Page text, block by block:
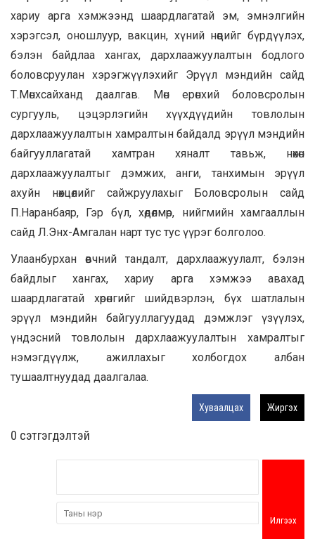
хариу арга хэмжээнд шаардлагатай эм, эмнэлгийн
хэрэгсэл, оношлуур, вакцин, хүний нөөцийг бүрдүүлэх,
бэлэн байдлаа хангах, дархлаажуулалтын бодлого
боловсруулан хэрэгжүүлэхийг Эрүүл мэндийн сайд
Т.Мөнхсайханд даалгав. Мөн ерөнхий боловсролын
сургууль, цэцэрлэгийн хүүхдүүдийн товлолын
дархлаажуулалтын хамралтын байдалд эрүүл мэндийн
байгууллагатай хамтран хяналт тавьж, нөхөн
дархлаажуулалтыг дэмжих, анги, танхимын эрүүл
ахуйн нөхцөлийг сайжруулахыг Боловсролын сайд
П.Наранбаяр, Гэр бүл, хөдөлмөр, нийгмийн хамгааллын
сайд Л.Энх-Амгалан нарт тус тус үүрэг болголоо.
Улаанбурхан өвчний тандалт, дархлаажуулалт, бэлэн
байдлыг хангах, хариу арга хэмжээ авахад
шаардлагатай хөрөнгийг шийдвэрлэн, бүх шатлалын
эрүүл мэндийн байгууллагуудад дэмжлэг үзүүлэх,
үндэсний товлолын дархлаажуулалтын хамралтыг
нэмэгдүүлж, ажиллахыг холбогдох албан
тушаалтнуудад даалгалаа.
Хуваалцах Жиргэх
0 cэтгэгдэлтэй
Илгээх